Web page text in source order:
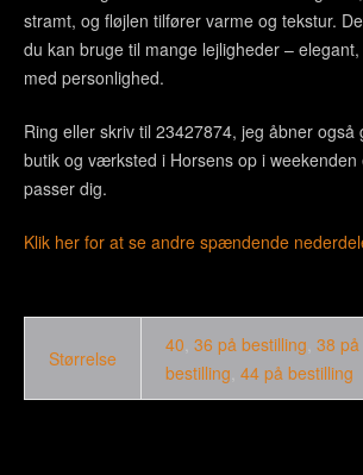
stramt, og fløjlen tilfører varme og tekstur.
du kan bruge til mange lejligheder –
med personlighed.
Ring eller skriv til 23427874, jeg åbner også
butik og værksted i Horsens op i
passer dig.
Klik her for at se andre spændende
Størrelse
40 36 på bestilling 38
bestilling 44 på bestilling